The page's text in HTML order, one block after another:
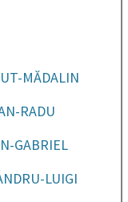
MĂDALIN
RADU
GABRIEL
LUIGI